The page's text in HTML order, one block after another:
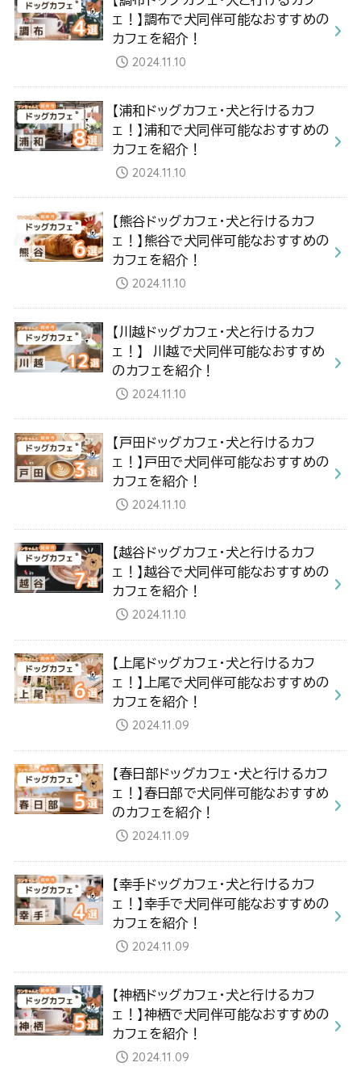
ェ！】調布で犬同伴可能なおすすめの
カフェを紹介！
2024.11.10
【浦和ドッグカフェ・犬と行けるカフ
ェ！】浦和で犬同伴可能なおすすめの
カフェを紹介！
2024.11.10
【熊谷ドッグカフェ・犬と行けるカフ
ェ！】熊谷で犬同伴可能なおすすめの
カフェを紹介！
2024.11.10
【川越ドッグカフェ・犬と行けるカフ
ェ！】 川越で犬同伴可能なおすすめ
のカフェを紹介！
2024.11.10
【戸田ドッグカフェ・犬と行けるカフ
ェ！】戸田で犬同伴可能なおすすめの
カフェを紹介！
2024.11.10
【越谷ドッグカフェ・犬と行けるカフ
ェ！】越谷で犬同伴可能なおすすめの
カフェを紹介！
2024.11.10
【上尾ドッグカフェ・犬と行けるカフ
ェ！】上尾で犬同伴可能なおすすめの
カフェを紹介！
2024.11.09
【春日部ドッグカフェ・犬と行けるカフ
ェ！】春日部で犬同伴可能なおすすめ
のカフェを紹介！
2024.11.09
【幸手ドッグカフェ・犬と行けるカフ
ェ！】幸手で犬同伴可能なおすすめの
カフェを紹介！
2024.11.09
【神栖ドッグカフェ・犬と行けるカフ
ェ！】神栖で犬同伴可能なおすすめの
カフェを紹介！
2024.11.09